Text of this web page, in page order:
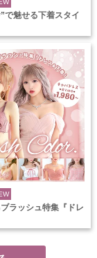
で魅せる下着スタイ
ラッシュ特集『ドレ